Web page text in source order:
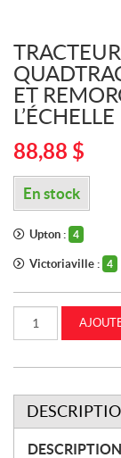
ET
88,88 $
En stock
Upton : 4
Victoriaville : 4
Tracteur
IH
620
Quadtrac
avec
semi-
remorque
DESCRIPTION